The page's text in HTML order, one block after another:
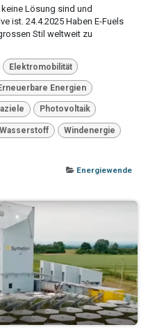
Lösung sind und
ist. 24.4.2025 Haben E-Fuels
Stil weltweit zu
Elektromobilität
Energien
Photovoltaik
Wasserstoff Windenergie
Energiewende